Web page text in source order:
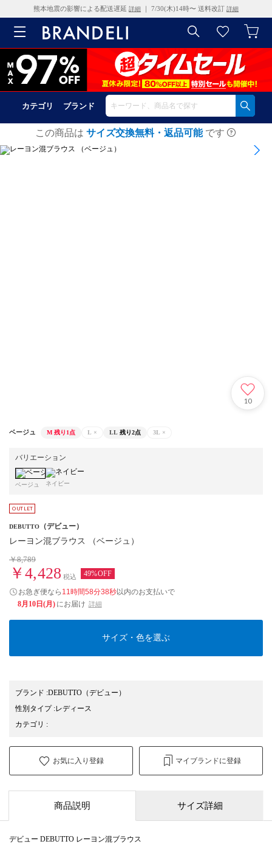
熊本地震の影響による配送遅延 詳細 ｜ 7/30(木)14時〜 送料改訂 詳細
カテゴリ ブランド
この商品は サイズ交換無料・返品可能 です
1/10
10
ベージュ M 残り1点 L × LL 残り2点 3L ×
バリエーション
ベージュ ネイビー
DEBUTTO （デビュー）
レーヨン混ブラウス （ベージュ）
￥8,789
￥4,428 税込 49%OFF
お急ぎ便なら 11時間58分38秒以内のお支払いで
8月10日(月) にお届け 詳細
サイズ・色を選ぶ
ブランド :DEBUTTO （デビュー）
性別タイプ:レディース
カテゴリ :
お気に入り登録 マイブランドに登録
商品説明 サイズ詳細
デビュー DEBUTTO レーヨン混ブラウス